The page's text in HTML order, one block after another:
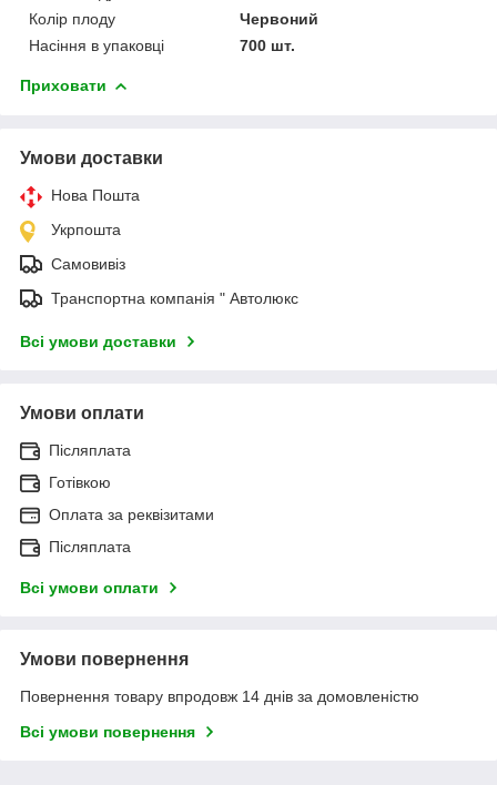
Колір плоду
Червоний
Насіння в упаковці
700 шт.
Приховати
Умови доставки
Нова Пошта
Укрпошта
Самовивіз
Транспортна компанія " Автолюкс
Всі умови доставки
Умови оплати
Післяплата
Готівкою
Оплата за реквізитами
Післяплата
Всі умови оплати
Умови повернення
Повернення товару впродовж 14 днів за домовленістю
Всі умови повернення